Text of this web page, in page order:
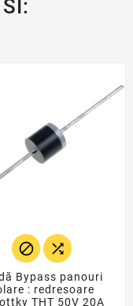
 
Bypass panouri
: redresoare
THT 50V 20A